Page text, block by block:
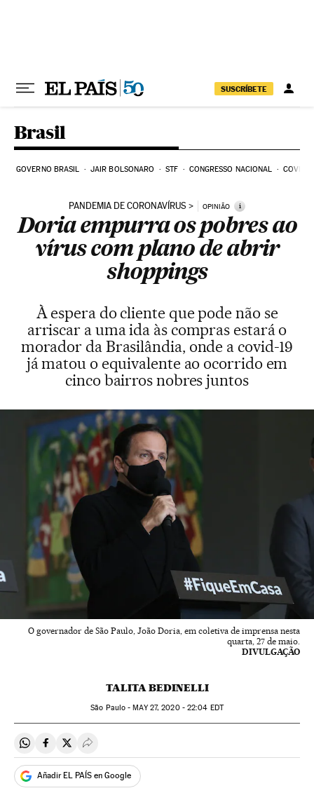
SUSCRÍBETE
Brasil
GOVERNO BRASIL JAIR BOLSONARO STF CONGRESSO NACIONAL COVID-
PANDEMIA DE CORONAVÍRUS OPINIÃO i
Doria empurra os pobres ao
vírus com plano de abrir
shoppings
À espera do cliente que pode não se
arriscar a uma ida às compras estará o
morador da Brasilândia, onde a covid-19
já matou o equivalente ao ocorrido em
cinco bairros nobres juntos
O governador de São Paulo, João Doria, em coletiva de imprensa nesta
quarta, 27 de maio.
DIVULGAÇÃO
TALITA BEDINELLI
São Paulo -MAY27, 2020 - 22:04 EDT
Compartir en Whatsapp
Compartir en Facebook
Compartir en Twitter
Desplegar Redes Sociales
Añadir EL PAÍS en Google